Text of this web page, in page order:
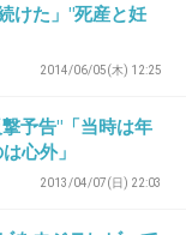
。
w
けた」"死産と妊
2014/06/05(木) 12:25
予告"「当時は年
心外」
2013/04/07(日) 22:03